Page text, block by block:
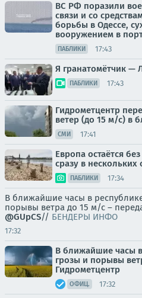
ВС РФ поразили
связи и со
борьбы в Одессе,
вооружением в
ПАБЛИКИ 17:43
Я гранатомётчик —
ПАБЛИКИ 17:43
Гидрометцентр
ветер (до 15 м/с) в
СМИ 17:41
Европа остаётся
сразу в
ПАБЛИКИ 17:34
В ближайшие часы в
порывы ветра до 15 м/с –
@GUpCS// БЕНДЕРЫ ИНФО
17:32
В ближайшие часы
грозы и порывы
Гидрометцентр
ОФИЦ. 17:32